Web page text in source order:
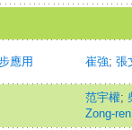
應用 崔強; 張
范宇權;
Zong-